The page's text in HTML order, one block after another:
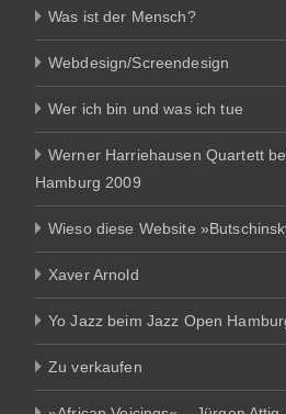
Was ist der Mensch?
Webdesign/Screendesign
Wer ich bin und was ich tue
Werner Harriehausen Quartett
Hamburg 2009
Wieso diese Website
Xaver Arnold
Yo Jazz beim Jazz Open
Zu verkaufen